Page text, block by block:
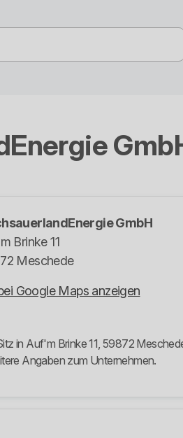
GmbH
Brinke 11
Meschede
Google Maps anzeigen
in Auf'm Brinke 11, 59872
Angaben zum Unternehmen.